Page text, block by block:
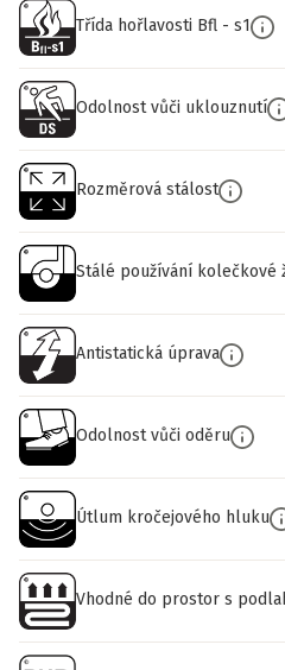
Třída hořlavosti Bfl - s1
Odolnost vůči uklouznutí
Rozměrová stálost
Stálé používání kolečkové
Antistatická úprava
Odolnost vůči oděru
Útlum kročejového hluku
Vhodné do prostor s